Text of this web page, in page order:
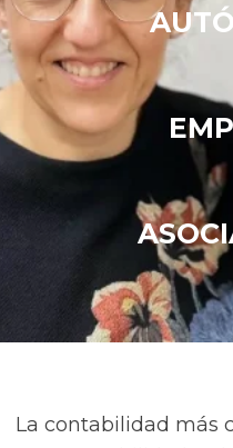
La contabilidad más